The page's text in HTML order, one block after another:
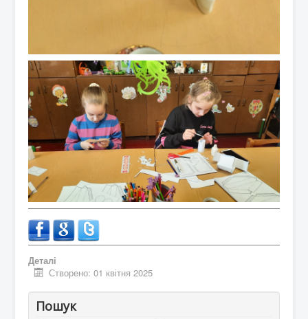
Деталі
Створено: 01 квітня 2025
Пошук